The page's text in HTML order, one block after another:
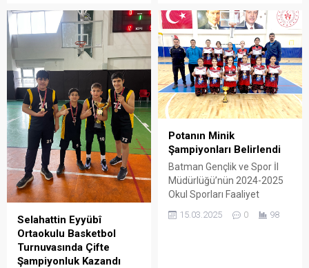
branşındaki katkı ve
başarılarıyla ödüllendirildi.
tamamlandı.
Selahattin Eyyübî
Ortaokulu Basketbol
Turnuvasında Çifte
Şampiyonluk Kazandı
Potanın Minik
Şampiyonları Belirlendi
Batman Gençlik ve Spor İl
Müdürlüğü’nün 2024-2025
Okul Sporları Faaliyet
düzenlenen küçükler kız-
15.03.2025 0 98